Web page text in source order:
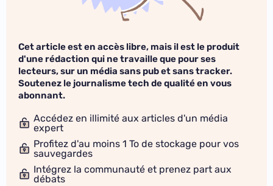
Cet article est en accès libre, mais il est le produit
d'une rédaction qui ne travaille que pour ses
lecteurs, sur un média sans pub et sans tracker.
Soutenez le journalisme tech de qualité en vous
abonnant.
Accédez en illimité aux articles d'un média
expert
Profitez d'au moins 1 To de stockage pour vos
sauvegardes
Intégrez la communauté et prenez part aux
débats